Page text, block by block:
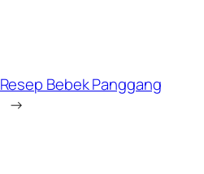
Resep Bebek Panggang
→